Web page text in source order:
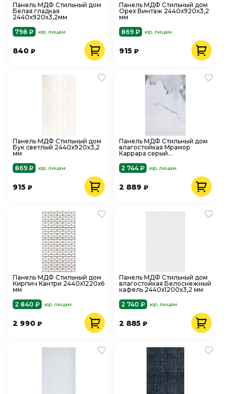
Панель МДФ Стильный дом
Белая гладкая
2440х920х3,2мм
798 ₽
юр. лицам
840 ₽
Панель МДФ Стильный дом
Орех Винтаж 2440х920х3,2
мм
869 ₽
юр. лицам
915₽
Панель МДФ Стильный дом
Бук светлый 2440х920х3,2
мм
869 ₽
юр. лицам
915 ₽
Панель МДФ Стильный дом
влагостойкая Мрамор
Каррара серый
2 744 ₽
юр. лицам
2 889₽
Панель МДФ Стильный дом
Кирпич Кантри 2440х1220х6
мм
2 840 ₽
юр. лицам
2 990 ₽
Панель МДФ Стильный дом
влагостойкая Белоснежный
кафель 2440х1200х3,2 мм
2 740 ₽
юр. лицам
2 885₽